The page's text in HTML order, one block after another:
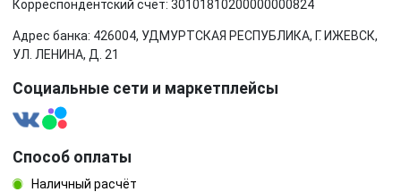
Корреспондентский счёт: 30101810200000000824
Адрес банка: 426004, УДМУРТСКАЯ РЕСПУБЛИКА, Г. ИЖЕВСК,
УЛ. ЛЕНИНА, Д. 21
Социальные сети и маркетплейсы
Способ оплаты
Наличный расчёт